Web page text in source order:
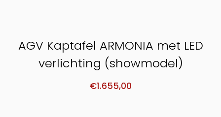
AGV Kaptafel ARMONIA met LED
verlichting (showmodel)
€1.655,00